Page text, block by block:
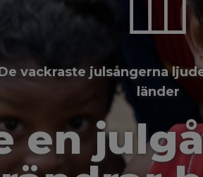
vackraste julsångerna
länder
en